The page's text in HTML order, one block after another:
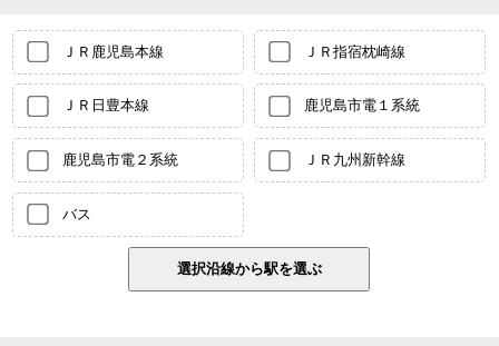
ＪＲ鹿児島本線 ＪＲ指宿枕崎線
ＪＲ日豊本線 鹿児島市電１系統
鹿児島市電２系統 ＪＲ九州新幹線
バス